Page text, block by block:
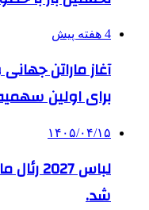
4 هفته پیش
آغاز ماراتن
برای اولین
۱۴۰۵/۰۴/۱۵
لباس
شد.